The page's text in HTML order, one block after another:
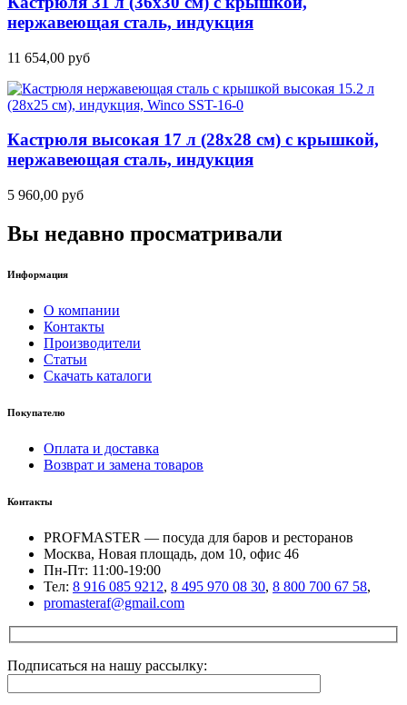
нержавеющая сталь, индукция
11 654,00 руб
Кастрюля высокая 17 л (28х28 см) с крышкой,
нержавеющая сталь, индукция
5 960,00 руб
Вы недавно просматривали
Информация
О компании
Контакты
Производители
Статьи
Скачать каталоги
Покупателю
Оплата и доставка
Возврат и замена товаров
Контакты
PROFMASTER — посуда для баров и ресторанов
Москва, Новая площадь, дом 10, офис 46
Пн-Пт: 11:00-19:00
Тел: 8 916 085 9212, 8 495 970 08 30, 8 800 700 67 58,
promasteraf@gmail.com
Подписаться на нашу рассылку: